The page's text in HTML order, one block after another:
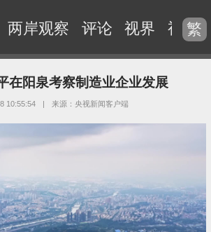
两岸观察 评论 视界 视频
繁
在阳泉考察制造业企业发展
10:55:54 | 来源：央视新闻客户端